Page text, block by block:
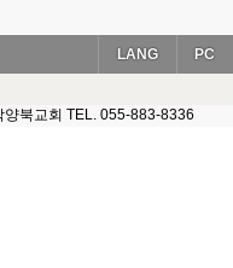
PC
LANG
북교회 TEL. 055-883-8336